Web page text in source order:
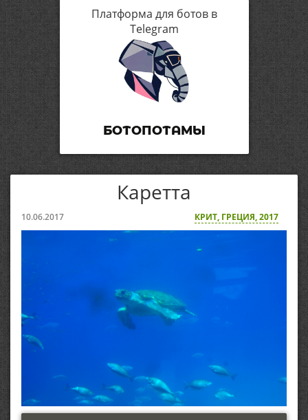
Платформа для ботов в
Telegram
БОТОПОТАМЫ
Каретта
10.06.2017 КРИТ, ГРЕЦИЯ, 2017